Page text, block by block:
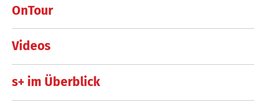
OnTour
Videos
s+ im Überblick